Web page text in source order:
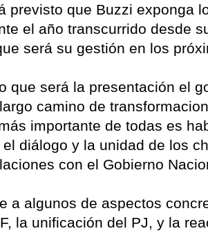
previsto que Buzzi exponga
el año transcurrido desde
será su gestión en los
que será la presentación el
camino de
importante de todas es
diálogo y la unidad de los
con el Gobierno
a algunos de aspectos
la unificación del PJ, y la